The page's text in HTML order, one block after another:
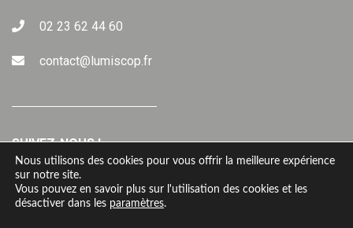
02 23 62 44 60
contact@lumiscop.fr
SUIVEZ-NOUS !
Nous utilisons des cookies pour vous offrir la meilleure expérience
sur notre site.
Vous pouvez en savoir plus sur l'utilisation des cookies et les
désactiver dans les paramètres.